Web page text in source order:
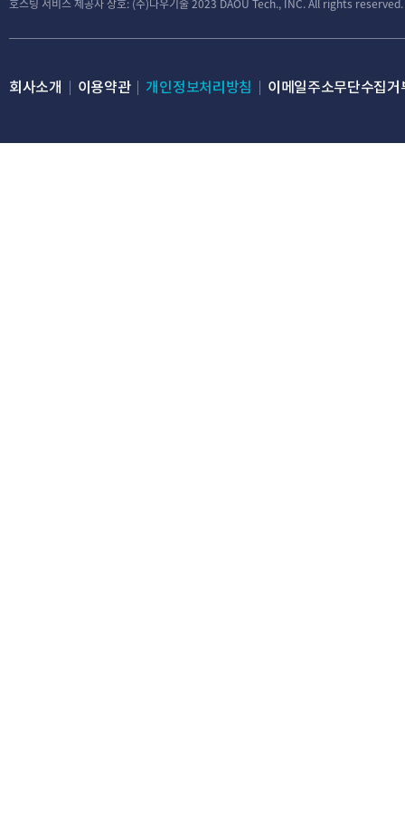
호스팅 서비스 제공자 상호: (주)다우기술2023 DAOU Tech., INC. All rights reserved.
회사소개 이용약관 개인정보처리방침 이메일주소무단수집거